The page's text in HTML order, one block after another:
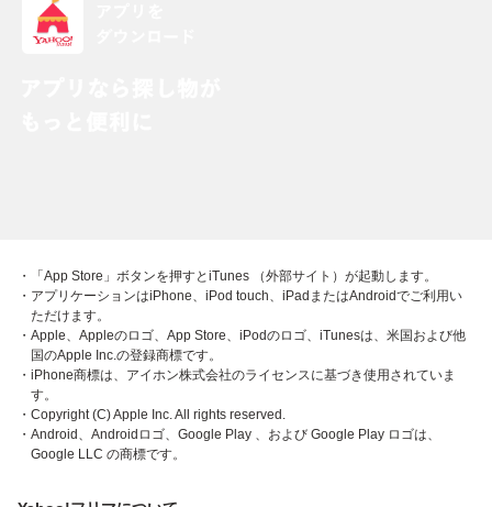
・「App Store」ボタンを押すとiTunes （外部サイト）が起動します。
・アプリケーションはiPhone、iPod touch、iPadまたはAndroidでご利用い
ただけます。
・Apple、Appleのロゴ、App Store、iPodのロゴ、iTunesは、米国および他
国のApple Inc.の登録商標です。
・iPhone商標は、アイホン株式会社のライセンスに基づき使用されていま
す。
・Copyright (C) Apple Inc. All rights reserved.
・Android、Androidロゴ、Google Play 、および Google Play ロゴは、
Google LLC の商標です。